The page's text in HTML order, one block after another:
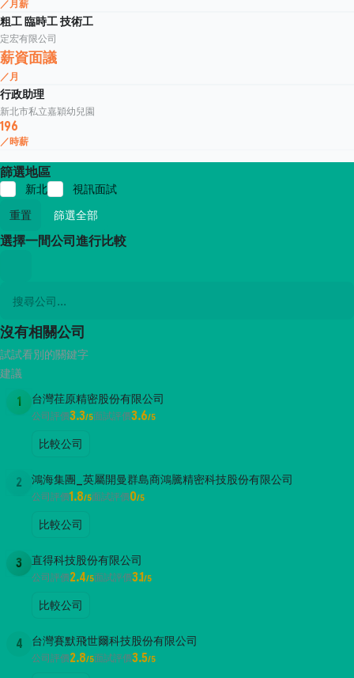
／月薪
粗工 臨時工 技術工
定宏有限公司
薪資面議
／月
行政助理
新北市私立嘉穎幼兒園
196
／時薪
篩選地區
新北
視訊面試
重置
篩選全部
選擇一間公司進行比較
沒有相關公司
試試看別的關鍵字
建議
1 台灣荏原精密股份有限公司
公司評價3.3/5面試評價3.6/5
比較公司
2 鴻海集團_英屬開曼群島商鴻騰精密科技股份有限公司
公司評價1.8/5面試評價0/5
比較公司
3 直得科技股份有限公司
公司評價2.4/5面試評價3.1/5
比較公司
4 台灣賽默飛世爾科技股份有限公司
公司評價2.8/5面試評價3.5/5